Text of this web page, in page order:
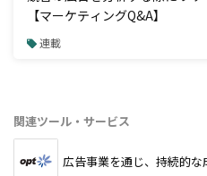
【マーケティングQ&A】
連載
関連ツール・サービス
広告事業を通じ、持続的